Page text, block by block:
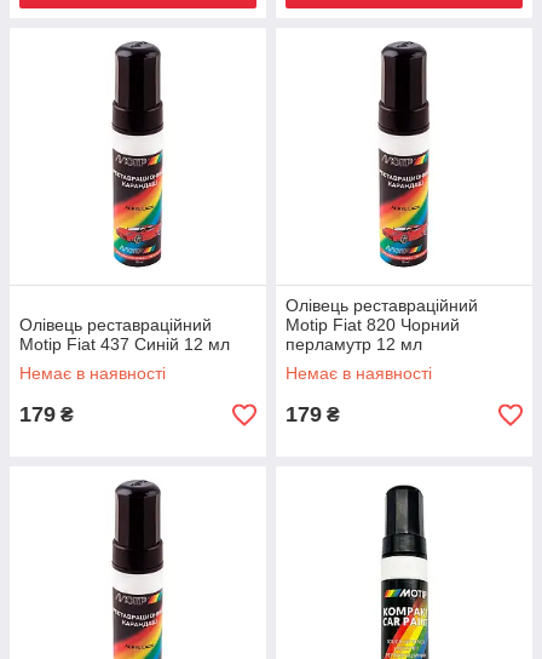
Олівець реставраційний
Motip Fiat 437 Синій 12 мл
Немає в наявності
179 ₴
Олівець реставраційний
Motip Fiat 820 Чорний
перламутр 12 мл
Немає в наявності
179 ₴